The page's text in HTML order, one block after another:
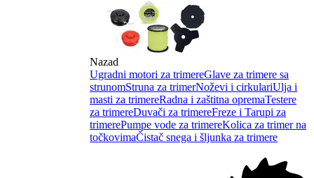
Nazad
Ugradni motori za trimereGlave za trimere sa
strunomStruna za trimerNoževi i cirkulariUlja i
masti za trimereRadna i zaštitna opremaTestere
za trimereDuvači za trimereFreze i Tarupi za
trimerePumpe vode za trimereKolica za trimer na
točkovimaČistač snega i šljunka za trimere